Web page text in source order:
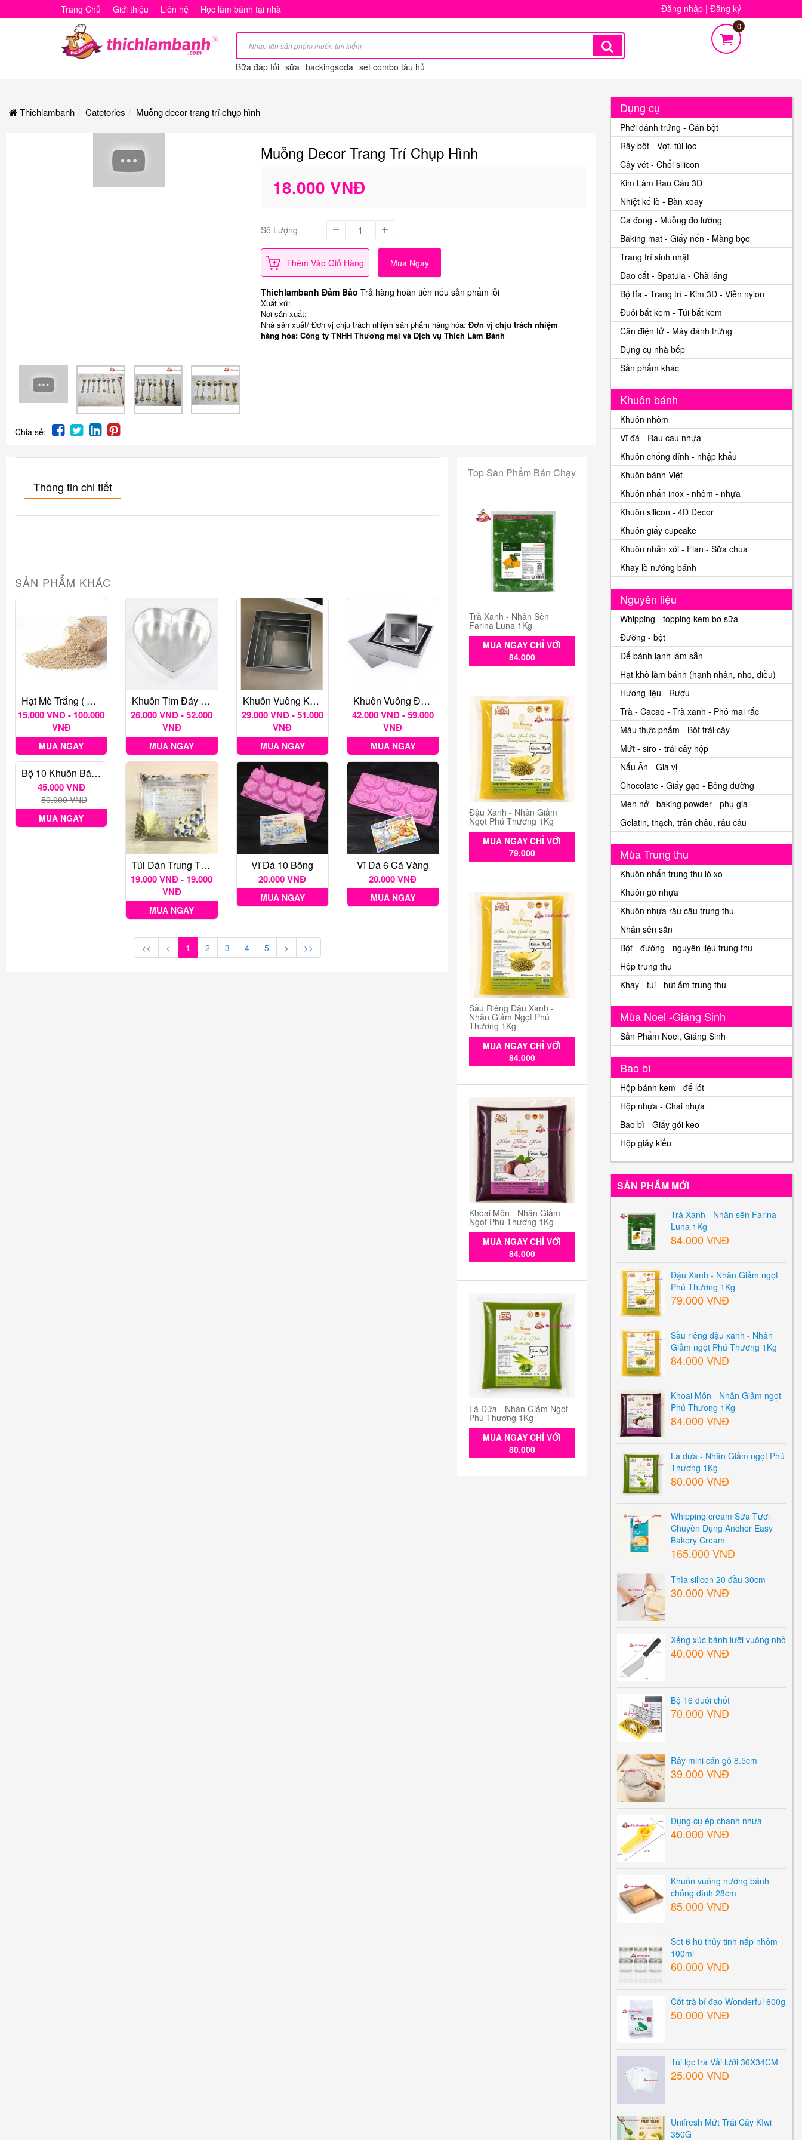
Muỗng
chụp
Trang Chủ Giới thiệu Liên hệ Học làm bánh tại nhà Đăng nhập | Đăng ký
Bữa đáp tối sữa backingsoda set combo tàu hủ
0
Thichlambanh Catetories Muỗng decor trang trí chụp hình
Chia sẻ:
Muỗng Decor Trang Trí Chụp Hình
18.000 VNĐ
Số Lượng
Thêm Vào Giỏ Hàng Mua Ngay
Thichlambanh Đảm Bảo Trả hàng hoàn tiền nếu sản phẩm lỗi
Xuất xứ:
Nơi sản xuất:
Nhà sản xuất/ Đơn vị chịu trách nhiệm sản phẩm hàng hóa: Đơn vị chịu trách nhiệm
hàng hóa: Công ty TNHH Thương mại và Dịch vụ Thích Làm Bánh
Thông tin chi tiết
SẢN PHẨM KHÁC
Hạt Mè Trắng ( Chưa Rang)
15.000 VNĐ - 100.000
VNĐ
MUA NGAY
Khuôn Tim Đáy Liền
26.000 VNĐ - 52.000
VNĐ
MUA NGAY
Khuôn Vuông Không Đáy
29.000 VNĐ - 51.000
VNĐ
MUA NGAY
Khuôn Vuông Đáy Rời Nhiều Kích Thước
42.000 VNĐ - 59.000
VNĐ
MUA NGAY
Bộ 10 Khuôn Bánh Bò Hình Lá
45.000 VNĐ
50.000 VNĐ
MUA NGAY
Túi Dán Trung Thu Các Loại 1 Bịch 100 Gr
19.000 VNĐ - 19.000
VNĐ
MUA NGAY
Vĩ Đá 10 Bông
20.000 VNĐ
MUA NGAY
Vĩ Đá 6 Cá Vàng
20.000 VNĐ
MUA NGAY
<< < 1 2 3 4 5 > >>
Top Sản Phẩm Bán Chạy
Trà Xanh - Nhân Sên
Farina Luna 1Kg
MUA NGAY CHỈ VỚI
84.000
Đậu Xanh - Nhân Giảm
Ngọt Phú Thương 1Kg
MUA NGAY CHỈ VỚI
79.000
Sầu Riêng Đậu Xanh -
Nhân Giảm Ngọt Phú
Thương 1Kg
MUA NGAY CHỈ VỚI
84.000
Khoai Môn - Nhân Giảm
Ngọt Phú Thương 1Kg
MUA NGAY CHỈ VỚI
84.000
Lá Dứa - Nhân Giảm Ngọt
Phú Thương 1Kg
MUA NGAY CHỈ VỚI
80.000
Dụng cụ
Phới đánh trứng - Cán bột
Rây bột - Vợt, túi lọc
Cây vét - Chổi silicon
Kim Làm Rau Câu 3D
Nhiệt kế lò - Bàn xoay
Ca đong - Muỗng đo lường
Baking mat - Giấy nến - Màng bọc
Trang trí sinh nhật
Dao cắt - Spatula - Chà láng
Bộ tỉa - Trang trí - Kim 3D - Viền nylon
Đuôi bắt kem - Túi bắt kem
Cân điện tử - Máy đánh trứng
Dụng cụ nhà bếp
Sản phẩm khác
Khuôn bánh
Khuôn nhôm
Vĩ đá - Rau cau nhựa
Khuôn chống dính - nhập khẩu
Khuôn bánh Việt
Khuôn nhấn inox - nhôm - nhựa
Khuôn silicon - 4D Decor
Khuôn giấy cupcake
Khuôn nhấn xôi - Flan - Sữa chua
Khay lò nướng bánh
Nguyên liệu
Whipping - topping kem bơ sữa
Đường - bột
Đế bánh lạnh làm sẵn
Hạt khô làm bánh (hạnh nhân, nho, điều)
Hương liệu - Rượu
Trà - Cacao - Trà xanh - Phô mai rắc
Màu thực phẩm - Bột trái cây
Mứt - siro - trái cây hộp
Nấu Ăn - Gia vị
Chocolate - Giấy gạo - Bông đường
Men nở - baking powder - phụ gia
Gelatin, thạch, trân châu, râu câu
Mùa Trung thu
Khuôn nhấn trung thu lò xo
Khuôn gõ nhựa
Khuôn nhựa râu câu trung thu
Nhân sên sẵn
Bột - đường - nguyên liệu trung thu
Hộp trung thu
Khay - túi - hút ẩm trung thu
Mùa Noel -Giáng Sinh
Sản Phẩm Noel, Giáng Sinh
Bao bì
Hộp bánh kem - đế lót
Hộp nhựa - Chai nhựa
Bao bì - Giấy gói kẹo
Hộp giấy kiểu
SẢN PHẨM MỚI
Trà Xanh - Nhân sên Farina
Luna 1Kg
84.000 VNĐ
Đậu Xanh - Nhân Giảm ngọt
Phú Thương 1Kg
79.000 VNĐ
Sầu riêng đậu xanh - Nhân
Giảm ngọt Phú Thương 1Kg
84.000 VNĐ
Khoai Môn - Nhân Giảm ngọt
Phú Thương 1Kg
84.000 VNĐ
Lá dứa - Nhân Giảm ngọt Phú
Thương 1Kg
80.000 VNĐ
Whipping cream Sữa Tươi
Chuyên Dụng Anchor Easy
Bakery Cream
165.000 VNĐ
Thìa silicon 20 đầu 30cm
30.000 VNĐ
Xẻng xúc bánh lưỡi vuông nhỏ
40.000 VNĐ
Bộ 16 đuôi chốt
70.000 VNĐ
Rây mini cán gỗ 8.5cm
39.000 VNĐ
Dụng cụ ép chanh nhựa
40.000 VNĐ
Khuôn vuông nướng bánh
chống dính 28cm
85.000 VNĐ
Set 6 hũ thủy tinh nắp nhôm
100ml
60.000 VNĐ
Cốt trà bí đao Wonderful 600g
50.000 VNĐ
Túi lọc trà Vải lưới 36X34CM
25.000 VNĐ
Unifresh Mứt Trái Cây KIwi
350G